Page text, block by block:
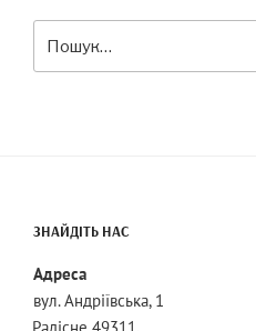
ЗНАЙДІТЬ НАС
Адреса
вул. Андріївська, 1